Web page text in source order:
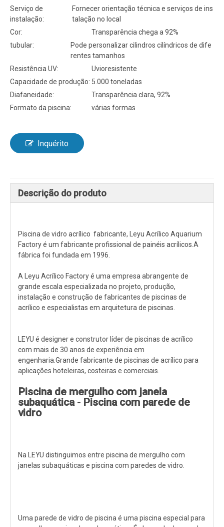
Serviço de
instalação:
Fornecer orientação técnica e serviços de ins
talação no local
Cor:
Transparência chega a 92%
tubular:
Pode personalizar cilindros cilíndricos de dife
rentes tamanhos
Resistência UV:
Uvioresistente
Capacidade de produção: 5.000 toneladas
Diafaneidade:
Transparência clara, 92%
Formato da piscina:
várias formas
Inquérito
Descrição do produto
Piscina de vidro acrílico fabricante, Leyu Acrílico Aquarium
Factory é um fabricante profissional de painéis acrílicos.A
fábrica foi fundada em 1996.
A Leyu Acrílico Factory é uma empresa abrangente de
grande escala especializada no projeto, produção,
instalação e construção de fabricantes de piscinas de
acrílico e especialistas em arquitetura de piscinas.
LEYU é designer e construtor líder de piscinas de acrílico
com mais de 30 anos de experiência em
engenharia.Grande fabricante de piscinas de acrílico para
aplicações hoteleiras, costeiras e comerciais.
Piscina de mergulho com janela
subaquática - Piscina com parede de
vidro
Na LEYU distinguimos entre piscina de mergulho com
janelas subaquáticas e piscina com paredes de vidro.
Uma parede de vidro de piscina é uma piscina especial para